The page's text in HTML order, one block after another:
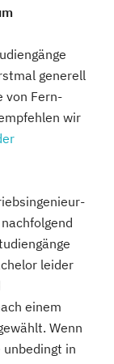
generell
von Fern-
wir
leider
einem
Wenn
unbedingt in